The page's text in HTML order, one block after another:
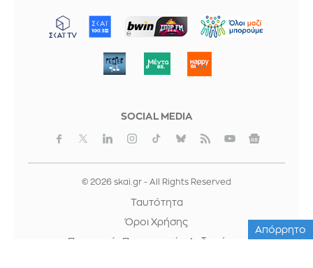
ΜΠΟΡΟΥΜΕ
SOCIAL MEDIA
© 2026 skai.gr - All Rights Reserved
Ταυτότητα
Όροι Χρήσης
Προστασία Προσωπικών Δεδομένων
Απόρρητο